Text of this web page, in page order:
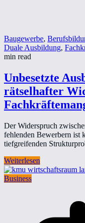
Baugewerbe,
Duale Ausbildung,
min read
Unbesetzte
rätselhafter
Der Widerspruch
fehlenden Bewerbern ist
tiefgreifenden
Weiterlesen
Business